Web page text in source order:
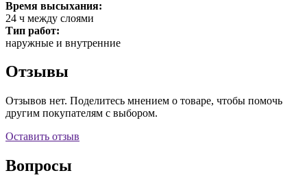
Время высыхания:
24 ч между слоями
Тип работ:
наружные и внутренние
Отзывы
Отзывов нет. Поделитесь мнением о товаре, чтобы помочь
другим покупателям с выбором.
Оставить отзыв
Вопросы